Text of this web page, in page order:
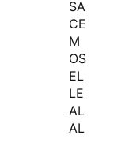
SA
CE
M
OS
EL
LE
AL
AL